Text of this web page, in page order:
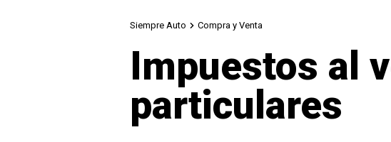
Siempre Auto Compra y Venta
Impuestos al
particulares